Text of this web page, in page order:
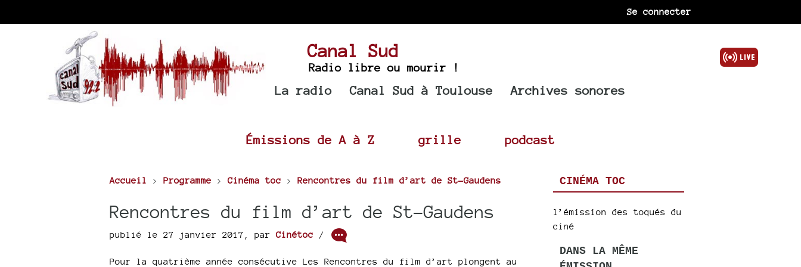
Se connecter
Canal Sud
Radio libre ou mourir !
La radio Canal Sud à Toulouse Archives sonores
Émissions de A à Z grille podcast
Accueil > Programme >Cinéma toc > Rencontres du film d’art de St-Gaudens
Rencontres du film d’art de St-Gaudens
publié le 27 janvier 2017 parCinétoc /
Pour la quatrième année consécutive Les Rencontres du film d’art plongent au
CINÉMA TOC
l’émission des toqués du
ciné
DANS LA MÊME